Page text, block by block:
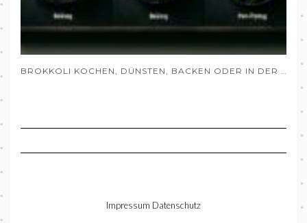
BROKKOLI KOCHEN, DÜNSTEN, BACKEN ODER IN DER PFANNE ZUBEREITEN
Impressum Datenschutz